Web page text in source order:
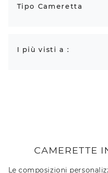
Tipo Cameretta
I più visti a :
CAMERETTE
Le composizioni